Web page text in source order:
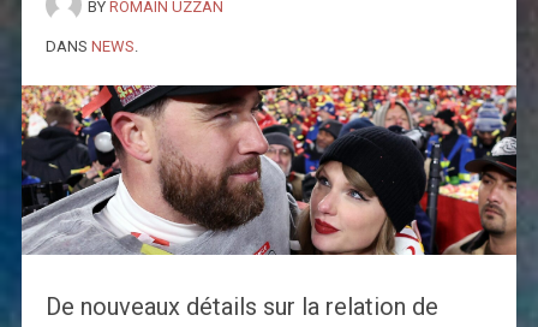
BY ROMAIN UZZAN
DANS NEWS
De nouveaux détails sur la relation de